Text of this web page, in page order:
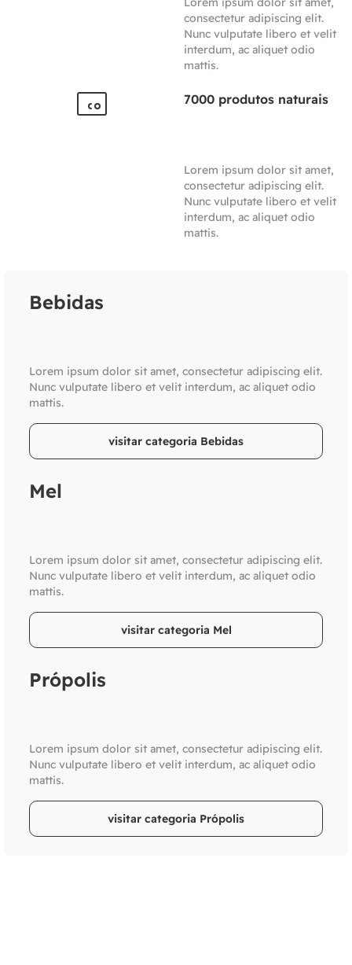
consectetur adipiscing elit.
Nunc vulputate libero et velit
interdum, ac aliquet odio
mattis.
7000 produtos naturais
Lorem ipsum dolor sit amet,
consectetur adipiscing elit.
Nunc vulputate libero et velit
interdum, ac aliquet odio
mattis.
Bebidas
Lorem ipsum dolor sit amet, consectetur adipiscing elit.
Nunc vulputate libero et velit interdum, ac aliquet odio
mattis.
visitar categoria Bebidas
Mel
Lorem ipsum dolor sit amet, consectetur adipiscing elit.
Nunc vulputate libero et velit interdum, ac aliquet odio
mattis.
visitar categoria Mel
Própolis
Lorem ipsum dolor sit amet, consectetur adipiscing elit.
Nunc vulputate libero et velit interdum, ac aliquet odio
mattis.
visitar categoria Própolis